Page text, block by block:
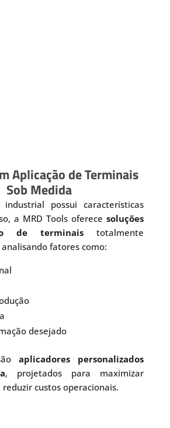
Aplicação de Terminais
Sob Medida
industrial possui características
a MRD Tools oferecesoluções
de terminais totalmente
fatores como:
desejado
aplicadores personalizados
, projetados para maximizar
custos operacionais.